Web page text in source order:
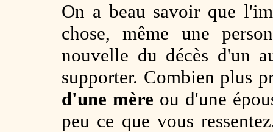
On a beau savoir que
chose, même une
nouvelle du décès d'un
supporter. Combien plus
d'une mère ou d'une
peu ce que vous